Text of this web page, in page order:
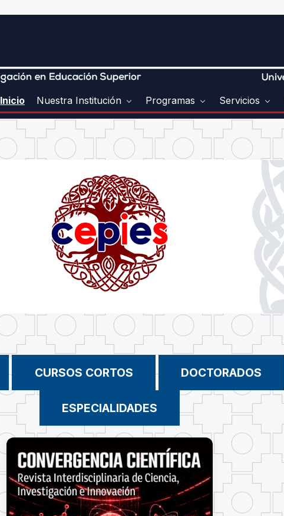
Inicio Nuestra Institución Programas Servicios
CURSOS CORTOS DOCTORADOS
ESPECIALIDADES